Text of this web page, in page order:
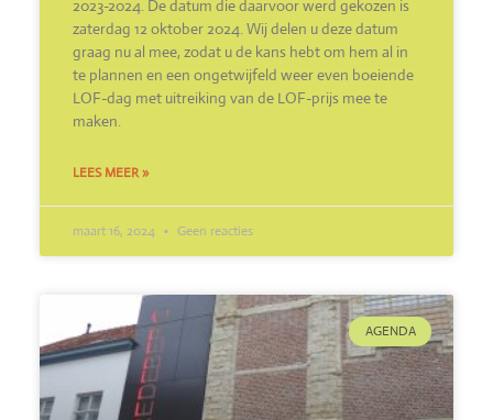
2023-2024. De datum die daarvoor werd gekozen is
zaterdag 12 oktober 2024. Wij delen u deze datum
graag nu al mee, zodat u de kans hebt om hem al in
te plannen en een ongetwijfeld weer even boeiende
LOF-dag met uitreiking van de LOF-prijs mee te
maken.
LEES MEER »
maart 16, 2024 Geen reacties
AGENDA